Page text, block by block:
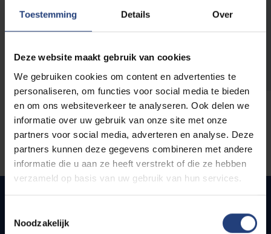
Toestemming Details Over
Deze website maakt gebruik van cookies
We gebruiken cookies om content en advertenties te
personaliseren, om functies voor social media te bieden
en om ons websiteverkeer te analyseren. Ook delen we
informatie over uw gebruik van onze site met onze
partners voor social media, adverteren en analyse. Deze
partners kunnen deze gegevens combineren met andere
informatie die u aan ze heeft verstrekt of die ze hebben
verzameld op basis van uw gebruik van hun services.
Noodzakelijk
Quick links